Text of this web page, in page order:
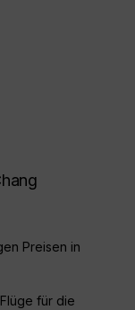
Preisen in
für die